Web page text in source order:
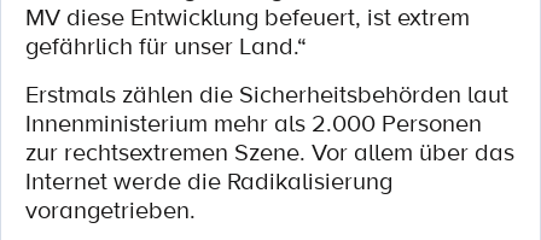
MV diese Entwicklung befeuert, ist extrem
gefährlich für unser Land.“
Erstmals zählen die Sicherheitsbehörden laut
Innenministerium mehr als 2.000 Personen
zur rechtsextremen Szene. Vor allem über das
Internet werde die Radikalisierung
vorangetrieben.